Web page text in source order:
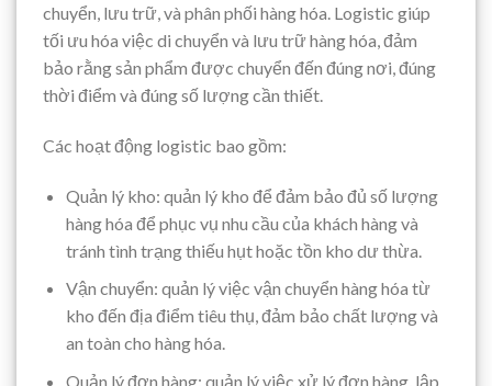
chuyển, lưu trữ, và phân phối hàng hóa. Logistic giúp
tối ưu hóa việc di chuyển và lưu trữ hàng hóa, đảm
bảo rằng sản phẩm được chuyển đến đúng nơi, đúng
thời điểm và đúng số lượng cần thiết.
Các hoạt động logistic bao gồm:
Quản lý kho: quản lý kho để đảm bảo đủ số lượng
hàng hóa để phục vụ nhu cầu của khách hàng và
tránh tình trạng thiếu hụt hoặc tồn kho dư thừa.
Vận chuyển: quản lý việc vận chuyển hàng hóa từ
kho đến địa điểm tiêu thụ, đảm bảo chất lượng và
an toàn cho hàng hóa.
Quản lý đơn hàng: quản lý việc xử lý đơn hàng, lập